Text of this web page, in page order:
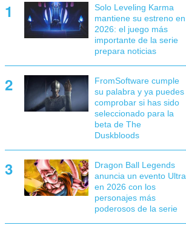
Solo Leveling Karma
mantiene su estreno en
2026: el juego más
importante de la serie
prepara noticias
FromSoftware cumple
su palabra y ya puedes
comprobar si has sido
seleccionado para la
beta de The
Duskbloods
Dragon Ball Legends
anuncia un evento Ultra
en 2026 con los
personajes más
poderosos de la serie